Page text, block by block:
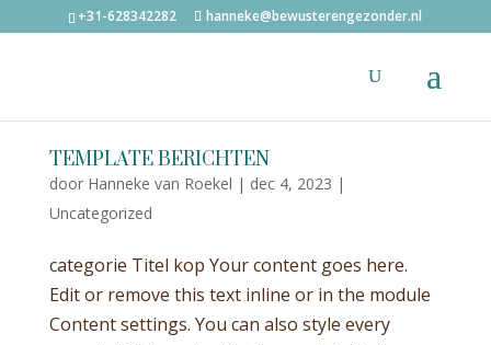
+31-628342282 hanneke@bewusterengezonder.nl
TEMPLATE BERICHTEN
door Hanneke van Roekel | dec 4, 2023 |
Uncategorized
categorie Titel kop Your content goes here.
Edit or remove this text inline or in the module
Content settings. You can also style every